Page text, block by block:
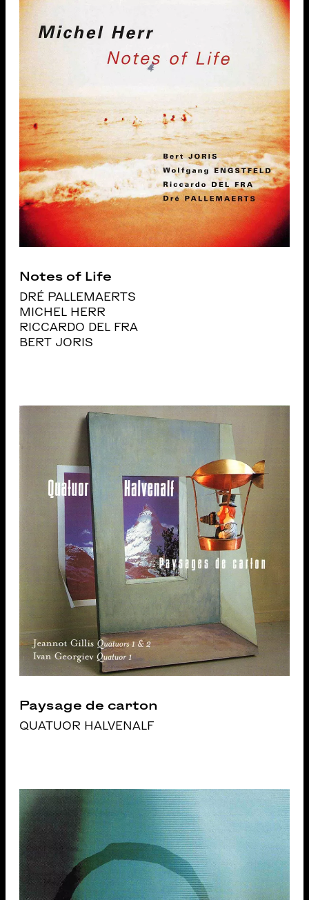
Notes of Life
DRÉ PALLEMAERTS
MICHEL HERR
RICCARDO DEL FRA
BERT JORIS
Paysage de carton
QUATUOR HALVENALF